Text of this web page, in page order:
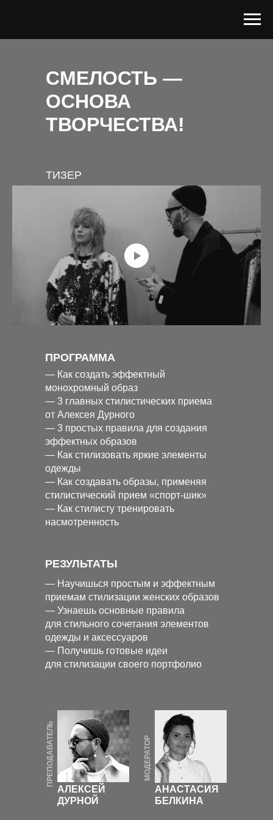
СМЕЛОСТЬ —
ОСНОВА
ТВОРЧЕСТВА!
ТИЗЕР
— Как создать эффектный
монохромный образ
— 3 главных стилистических приема
от Алексея Дурного
— 3 простых правила для создания
эффектных образов
— Как стилизовать яркие элементы
одежды
— Как создавать образы, применяя
стилистический прием «спорт-шик»
— Как стилисту тренировать
насмотренность
— Научишься простым и эффектным
приемам стилизации женских образов
— Узнаешь основные правила
для стильного сочетания элементов
одежды и аксессуаров
— Получишь готовые идеи
для стилизации своего портфолио
ПРОГРАММА
РЕЗУЛЬТАТЫ
АЛЕКСЕЙ
ДУРНОЙ
АНАСТАСИЯ
БЕЛКИНА
ПРЕПОДАВАТЕЛЬ МОДЕРАТОР